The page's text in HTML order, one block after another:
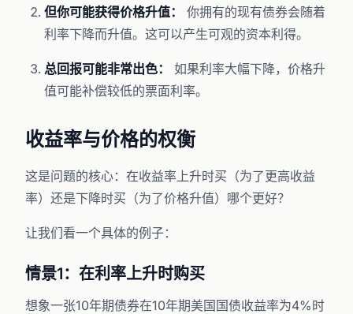
但你可能获得价格升值：
你拥有的现有债券会随着
利率下降而升值。这可以产生可观的资本利得。
总回报可能非常出色：
如果利率大幅下降，价格升
值可能补偿较低的票面利率。
收益率与价格的权衡
这是问题的核心：在收益率上升时买（为了更高收益
率）还是下降时买（为了价格升值）哪个更好？
让我们看一个具体的例子：
情景1：在利率上升时购买
想象一张10年期债券在10年期美国国债收益率为4%时